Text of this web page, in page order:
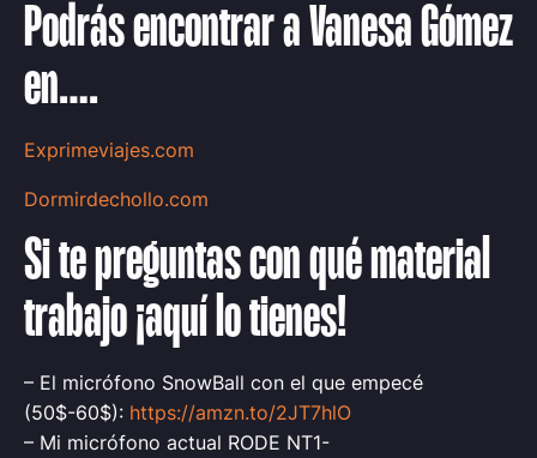
Podrás encontrar a Vanesa Gómez
en….
Exprimeviajes.com
Dormirdechollo.com
Si te preguntas con qué material
trabajo ¡aquí lo tienes!
– El micrófono SnowBall con el que empecé
(50$-60$): https://amzn.to/2JT7hlO
– Mi micrófono actual RODE NT1-